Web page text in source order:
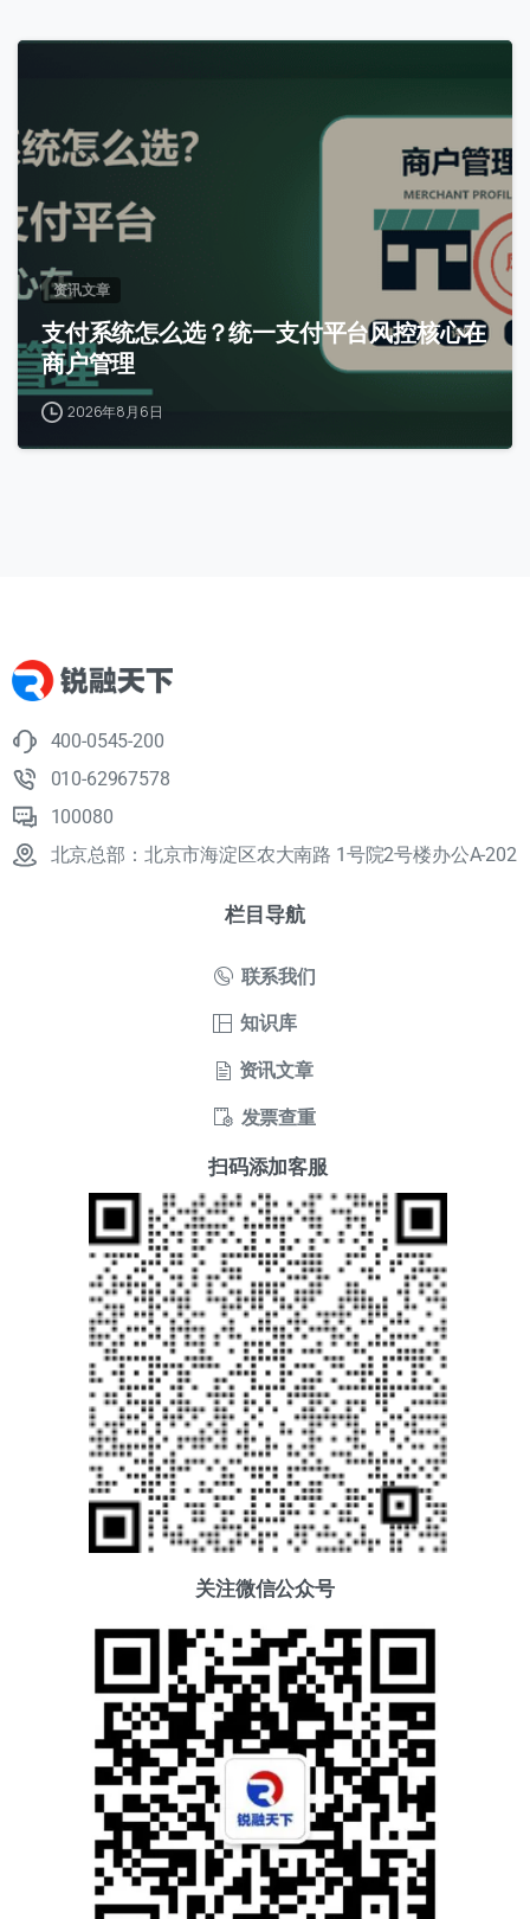
资讯文章
支付系统怎么选？统一支付平台风控核心在
商户管理
2026年8月6日
400-0545-200
010-62967578
100080
北京总部：北京市海淀区农大南路 1号院2号楼办公A-202
栏目导航
联系我们
知识库
资讯文章
发票查重
扫码添加客服
关注微信公众号
添加好友